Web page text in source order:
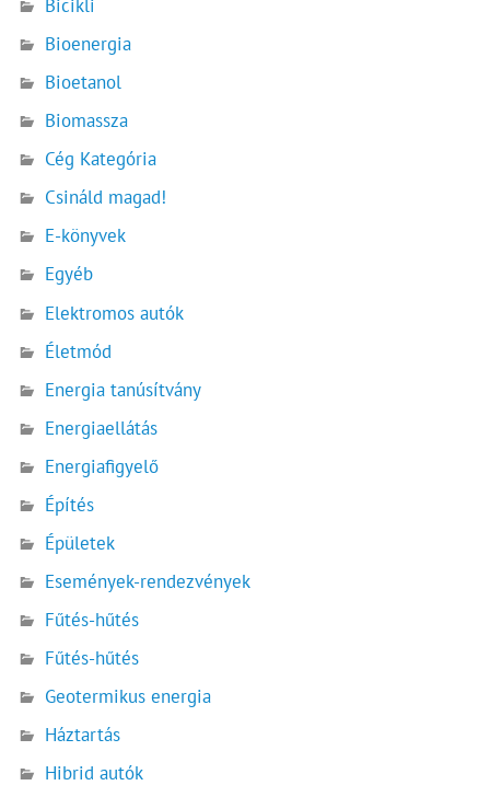
Bicikli
Bioenergia
Bioetanol
Biomassza
Cég Kategória
Csináld magad!
E-könyvek
Egyéb
Elektromos autók
Életmód
Energia tanúsítvány
Energiaellátás
Energiafigyelő
Építés
Épületek
Események-rendezvények
Fűtés-hűtés
Fűtés-hűtés
Geotermikus energia
Háztartás
Hibrid autók